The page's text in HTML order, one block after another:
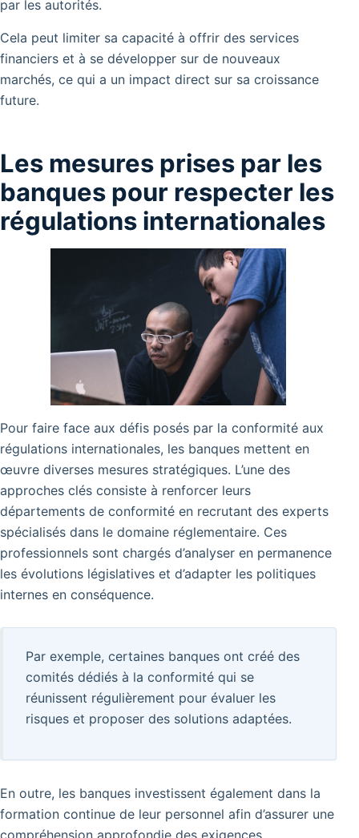
par les autorités.
Cela peut limiter sa capacité à offrir des services
financiers et à se développer sur de nouveaux
marchés, ce qui a un impact direct sur sa croissance
future.
Les mesures prises par les
banques pour respecter les
régulations internationales
Pour faire face aux défis posés par la conformité aux
régulations internationales, les banques mettent en
œuvre diverses mesures stratégiques. L’une des
approches clés consiste à renforcer leurs
départements de conformité en recrutant des experts
spécialisés dans le domaine réglementaire. Ces
professionnels sont chargés d’analyser en permanence
les évolutions législatives et d’adapter les politiques
internes en conséquence.
Par exemple, certaines banques ont créé des
comités dédiés à la conformité qui se
réunissent régulièrement pour évaluer les
risques et proposer des solutions adaptées.
En outre, les banques investissent également dans la
formation continue de leur personnel afin d’assurer une
compréhension approfondie des exigences